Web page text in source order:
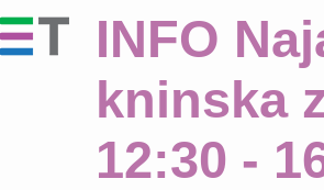
INFO
kninska
12:30 -